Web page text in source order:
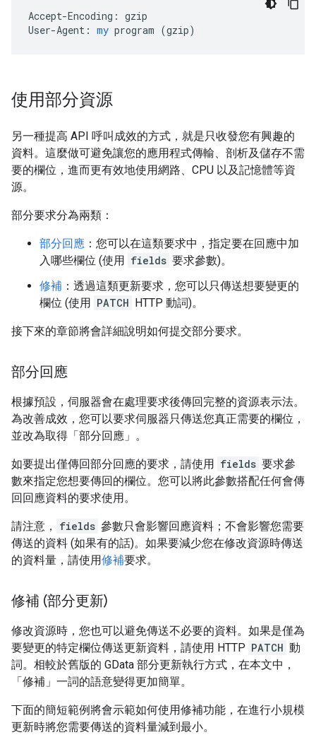
Accept-Encoding: gzip
User-Agent: my program (gzip)
使用部分資源
另一種提高 API 呼叫成效的方式，就是只收發您有興趣的
資料。這麼做可避免讓您的應用程式傳輸、剖析及儲存不需
要的欄位，進而更有效地使用網路、CPU 以及記憶體等資
源。
部分要求分為兩類：
部分回應 ：您可以在這類要求中，指定要在回應中加
入哪些欄位 (使用 fields 要求參數)。
修補 ：透過這類更新要求，您可以只傳送想要變更的
欄位 (使用 PATCH HTTP 動詞)。
接下來的章節將會詳細說明如何提交部分要求。
部分回應
根據預設，伺服器會在處理要求後傳回完整的資源表示法。
為改善成效，您可以要求伺服器只傳送您真正需要的欄位，
並改為取得「部分回應」 。
如要提出僅傳回部分回應的要求，請使用 fields 要求參
數來指定您想要傳回的欄位。您可以將此參數搭配任何會傳
回回應資料的要求使用。
請注意， fields 參數只會影響回應資料；不會影響您需要
傳送的資料 (如果有的話)。如果要減少您在修改資源時傳送
的資料量，請使用修補要求。
修補 (部分更新)
修改資源時，您也可以避免傳送不必要的資料。如果是僅為
要變更的特定欄位傳送更新資料，請使用 HTTP PATCH 動
詞。相較於舊版的 GData 部分更新執行方式，在本文中，
「修補」一詞的語意變得更加簡單。
下面的簡短範例將會示範如何使用修補功能，在進行小規模
更新時將您需要傳送的資料量減到最小。